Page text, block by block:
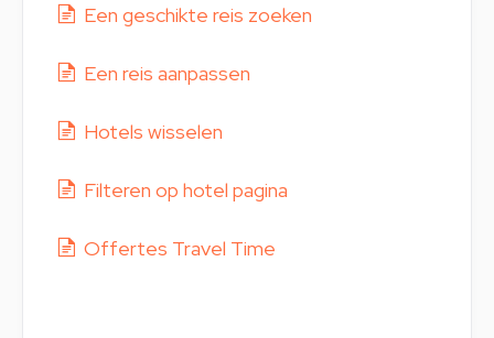
Een geschikte reis zoeken
Een reis aanpassen
Hotels wisselen
Filteren op hotel pagina
Offertes Travel Time